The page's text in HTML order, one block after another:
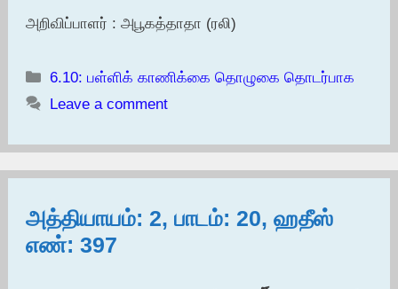
அறிவிப்பாளர் : அபூகத்தாதா (ரலி)
Categories
6.10: பள்ளிக் காணிக்கை தொழுகை தொடர்பாக
Leave a comment
அத்தியாயம்: 2, பாடம்: 20, ஹதீஸ்
எண்: 397